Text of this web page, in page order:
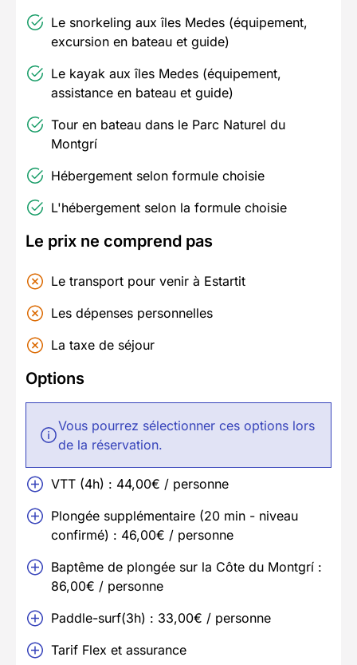
Le snorkeling aux îles Medes (équipement,
excursion en bateau et guide)
Le kayak aux îles Medes (équipement,
assistance en bateau et guide)
Tour en bateau dans le Parc Naturel du
Montgrí
Hébergement selon formule choisie
L'hébergement selon la formule choisie
Le prix ne comprend pas
Le transport pour venir à Estartit
Les dépenses personnelles
La taxe de séjour
Options
Vous pourrez sélectionner ces options lors
de la réservation.
VTT (4h) : 44,00€ / personne
Plongée supplémentaire (20 min - niveau
confirmé) : 46,00€ / personne
Baptême de plongée sur la Côte du Montgrí :
86,00€ / personne
Paddle-surf(3h) : 33,00€ / personne
Tarif Flex et assurance